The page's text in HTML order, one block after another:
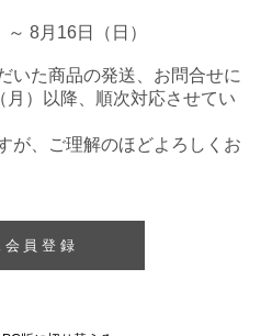
8月16日（日）
いた商品の発送、お問合せに
）以降、順次対応させてい
が、ご理解のほどよろしくお
会員登録